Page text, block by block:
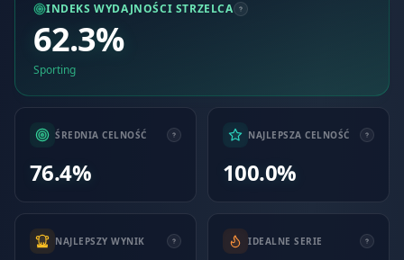
INDEKS WYDAJNOŚCI STRZELCA
62.3%
Sporting
ŚREDNIA CELNOŚĆ
76.4%
NAJLEPSZA CELNOŚĆ
100.0%
NAJLEPSZY WYNIK IDEALNE SERIE